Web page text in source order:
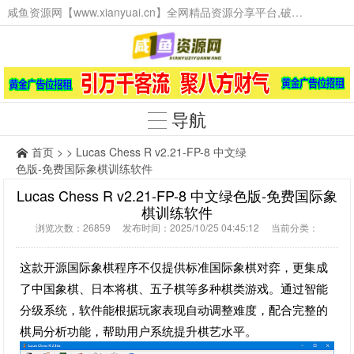
咸鱼资源网【www.xianyuai.cn】全网精品资源分享平台,破解软件,技术源码,火爆项目,工具辅助,这里无所不有。
导航
首页 > > Lucas Chess R v2.21-FP-8 中文绿
色版-免费国际象棋训练软件
Lucas Chess R v2.21-FP-8 中文绿色版-免费国际象
棋训练软件
浏览次数：26859 发布时间：2025/10/25 04:45:12 当前分类：
这款开源国际象棋程序不仅提供标准国际象棋对弈，更集成
了中国象棋、日本将棋、五子棋等多种棋类游戏。通过智能
分级系统，软件能根据玩家表现自动调整难度，配合完整的
棋局分析功能，帮助用户系统提升棋艺水平。